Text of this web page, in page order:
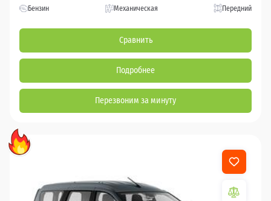
Бензин Механическая Передний
Сравнить
Подробнее
Перезвоним за минуту